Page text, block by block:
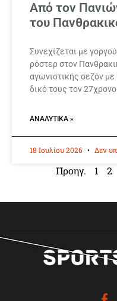
Από τον
του
Συνεχίζεται με
ρόστερ στον
αγωνιστικής σεζόν με
δικό τους τον 27χρονο
ΑΝΑΛΥΤΙΚΆ »
18 Ιουλίου 2026 Δεν
Προηγ. 1 2